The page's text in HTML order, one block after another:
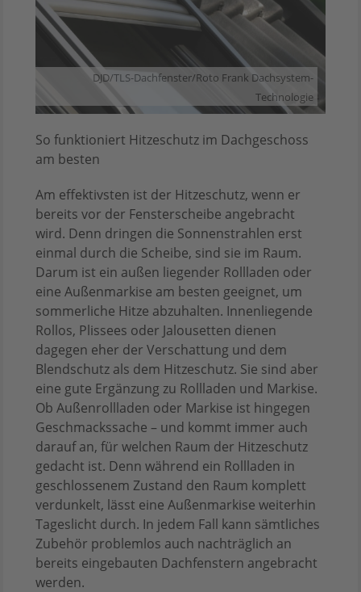
DJD/TLS-Dachfenster/Roto Frank Dachsystem-
Technologie
So funktioniert Hitzeschutz im Dachgeschoss
am besten
Am effektivsten ist der Hitzeschutz, wenn er
bereits vor der Fensterscheibe angebracht
wird. Denn dringen die Sonnenstrahlen erst
einmal durch die Scheibe, sind sie im Raum.
Darum ist ein außen liegender Rollladen oder
eine Außenmarkise am besten geeignet, um
sommerliche Hitze abzuhalten. Innenliegende
Rollos, Plissees oder Jalousetten dienen
dagegen eher der Verschattung und dem
Blendschutz als dem Hitzeschutz. Sie sind aber
eine gute Ergänzung zu Rollladen und Markise.
Ob Außenrollladen oder Markise ist hingegen
Geschmackssache – und kommt immer auch
darauf an, für welchen Raum der Hitzeschutz
gedacht ist. Denn während ein Rollladen in
geschlossenem Zustand den Raum komplett
verdunkelt, lässt eine Außenmarkise weiterhin
Tageslicht durch. In jedem Fall kann sämtliches
Zubehör problemlos auch nachträglich an
bereits eingebauten Dachfenstern angebracht
werden.